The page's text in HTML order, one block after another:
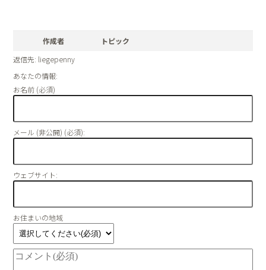
作成者
トピック
返信先: liegepenny
あなたの情報:
お名前 (必須)
メール (非公開) (必須):
ウェブサイト:
お住まいの地域